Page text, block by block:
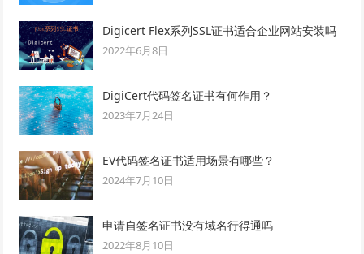
Digicert Flex系列SSL证书适合企业网站安装吗
2022年6月8日
DigiCert代码签名证书有何作用？
2023年7月24日
EV代码签名证书适用场景有哪些？
2024年7月10日
申请自签名证书没有域名行得通吗
2022年8月10日